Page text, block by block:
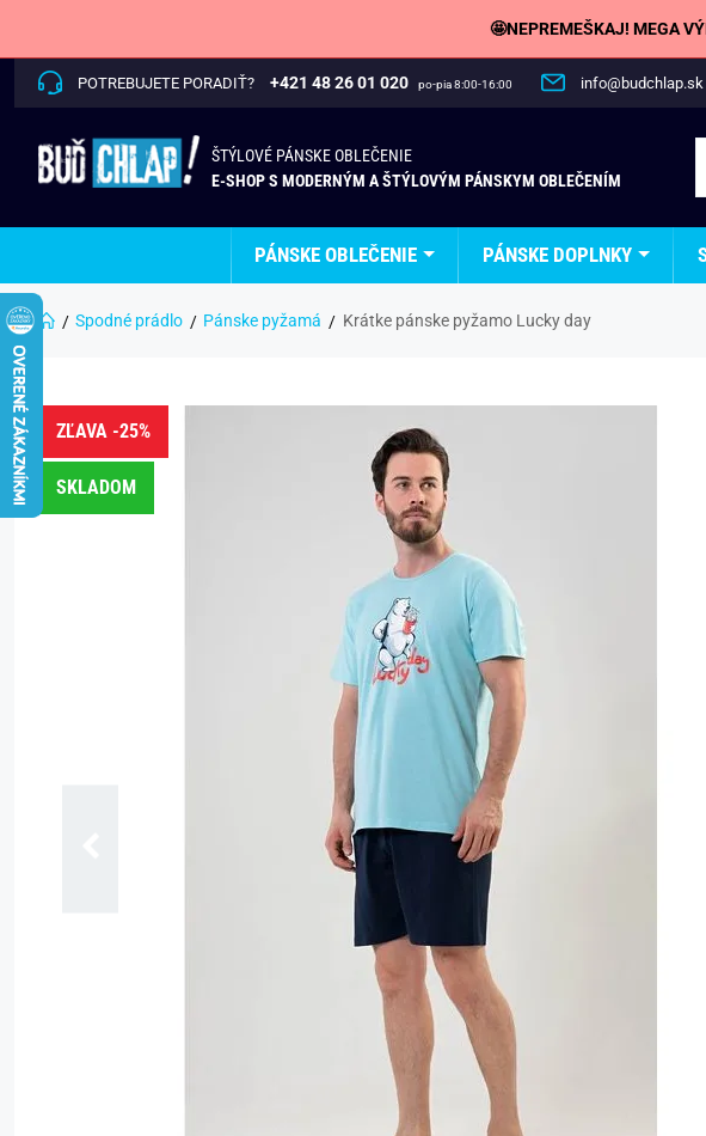
🤩NEPREMEŠKAJ! MEGA
POTREBUJETE PORADIŤ? +421 48 26 01 020 po-pia 8:00-16:00 info@budchlap.sk
ŠTÝLOVÉ PÁNSKE OBLEČENIE
E-SHOP S MODERNÝM A ŠTÝLOVÝM PÁNSKYM OBLEČENÍM
PÁNSKE OBLEČENIE PÁNSKE DOPLNKY
Spodné prádlo Pánske pyžamá Krátke pánske pyžamo Lucky day
ZĽAVA -25%
SKLADOM